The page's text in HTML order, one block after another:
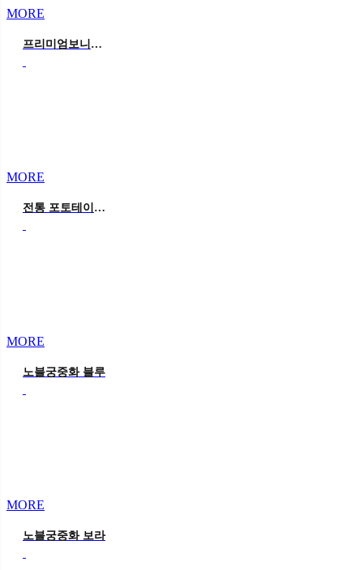
MORE
프리미엄보니타가든 모던
MORE
전통 포토테이블&풍선장식추가
MORE
노블궁중화 블루
MORE
노블궁중화 보라